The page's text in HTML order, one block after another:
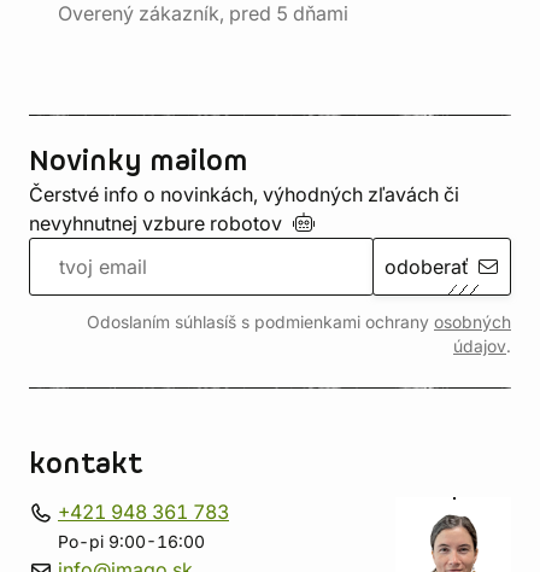
Overený zákazník, pred 5 dňami
Novinky mailom
Čerstvé info o novinkách, výhodných zľavách či
nevyhnutnej vzbure robotov
odoberať
Odoslaním súhlasíš s podmienkami ochrany osobných
údajov.
kontakt
+421 948 361 783
Po-pi 9:00-16:00